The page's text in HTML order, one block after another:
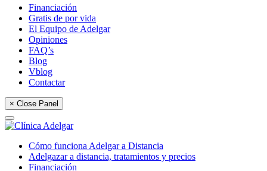
Financiación
Gratis de por vida
El Equipo de Adelgar
Opiniones
FAQ’s
Blog
Vblog
Contactar
× Close Panel
Cómo funciona Adelgar a Distancia
Adelgazar a distancia, tratamientos y precios
Financiación